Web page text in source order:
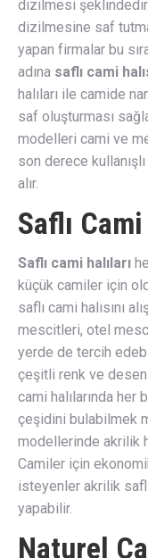
dizilmesi
dizilmesine saf
yapan firmalar bu
adına saflı cami
halıları ile camide
saf oluşturması
modelleri cami ve
son derece
alır.
Saflı
Saflı cami halıları
küçük camiler için
saflı cami halısını
mescitleri, otel
yerde de tercih
çeşitli renk ve desen
cami halılarında her
çeşidini bulabilmek
modellerinde akrilik
Camiler için
isteyenler akrilik
yapabilir.
Naturel